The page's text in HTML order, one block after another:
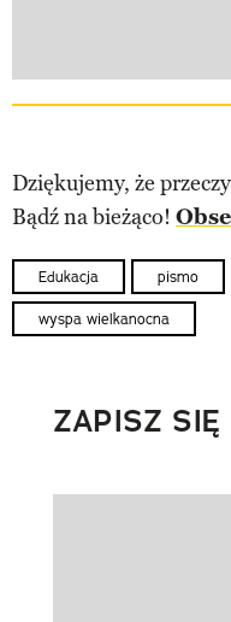
Dziękujemy, że
Bądź na bieżąco!
Edukacja pismo
wyspa wielkanocna
ZAPISZ SIĘ